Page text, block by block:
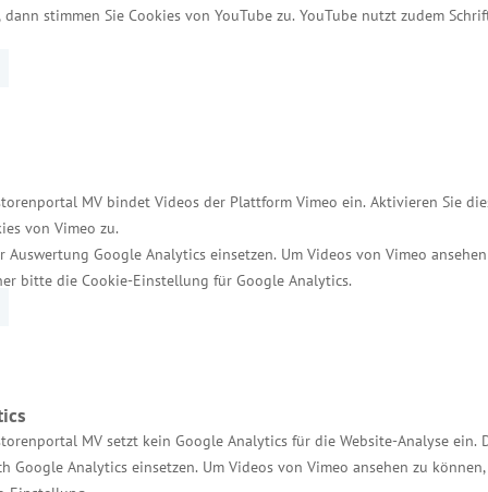
dann stimmen Sie Cookies von YouTube zu. YouTube nutzt zudem
MV bindet Videos der Plattform Vimeo ein. Aktivieren Sie
von Vimeo zu.
Auswertung Google Analytics einsetzen. Um Videos von Vimeo
bitte die Cookie-Einstellung für Google Analytics.
MV setzt kein Google Analytics für die Website-Analyse ein.
Google Analytics einsetzen. Um Videos von Vimeo ansehen zu
Signal für die Stärkung der beruflichen Bildung
in Mecklenburg-Vorpommern“,
in M-V bieten ein vielseitiges
Das Land unterstützt die Handwerkskammern
in Mecklenburg-Vorpommern bei.
Kontakt für Investoren